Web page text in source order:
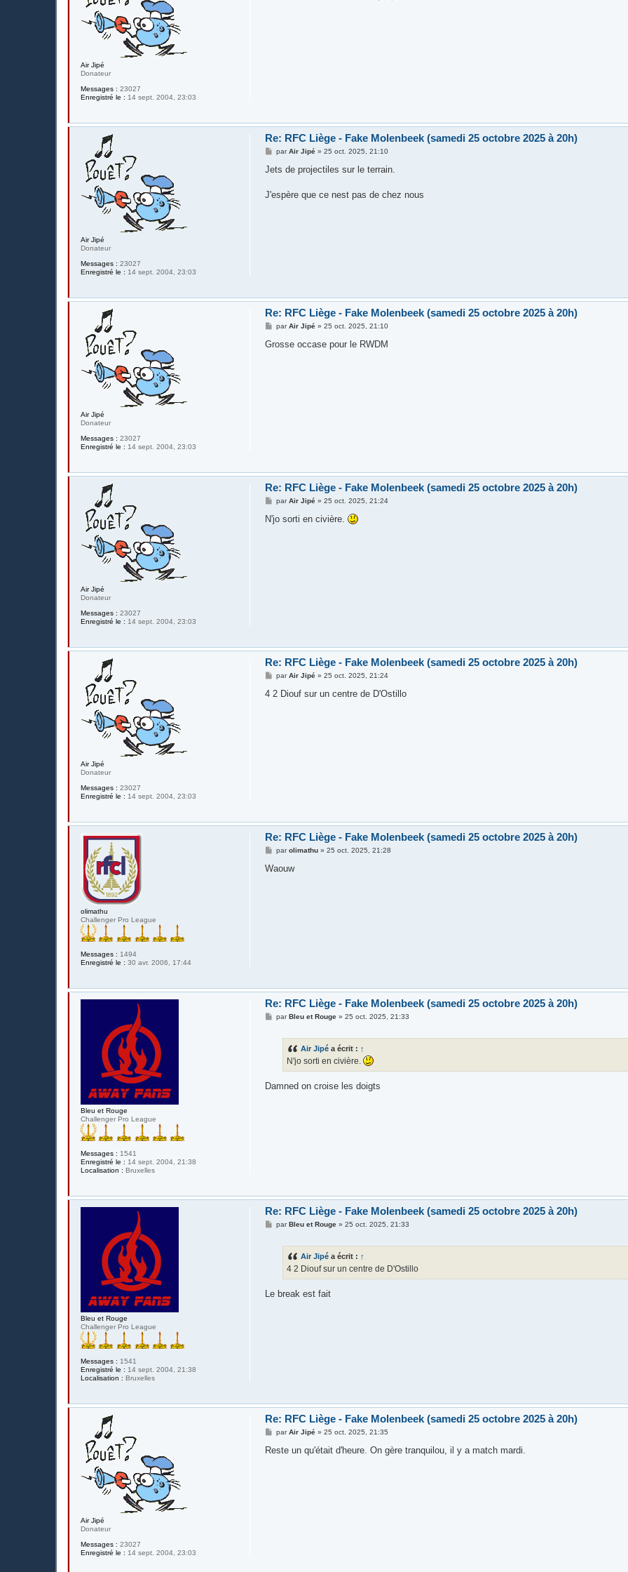
Air Jipé
Donateur
Messages : 23027
Enregistré le : 14 sept. 2004, 23:03
Air Jipé
Donateur
Messages : 23027
Enregistré le : 14 sept. 2004, 23:03
Re: RFC Liège - Fake Molenbeek (samedi 25 octobre 2025 à 20h)
M
s
g
parAir Jipé »25 oct. 2025, 21:10
Jets de projectiles sur le terrain.
J'espère que ce nest pas de chez nous
Air Jipé
Donateur
Messages : 23027
Enregistré le : 14 sept. 2004, 23:03
Re: RFC Liège - Fake Molenbeek (samedi 25 octobre 2025 à 20h)
M
s
parAir Jipé »25 oct. 2025, 21:10
Grosse occase pour le RWDM
Air Jipé
Donateur
Messages : 23027
Enregistré le : 14 sept. 2004, 23:03
Re: RFC Liège - Fake Molenbeek (samedi 25 octobre 2025 à 20h)
M
s
s
parAir Jipé »25 oct. 2025, 21:24
N'jo sorti en civière.
Air Jipé
Donateur
Messages : 23027
Enregistré le : 14 sept. 2004, 23:03
Re: RFC Liège - Fake Molenbeek (samedi 25 octobre 2025 à 20h)
M
s
parAir Jipé »25 oct. 2025, 21:24
4 2 Diouf sur un centre de D'Ostillo
olimathu
Challenger Pro League
Messages : 1494
Enregistré le : 30 avr. 2006, 17:44
Re: RFC Liège - Fake Molenbeek (samedi 25 octobre 2025 à 20h)
M
s
parolimathu »25 oct. 2025, 21:28
Waouw
Bleu et Rouge
Challenger Pro League
Messages : 1541
Enregistré le : 14 sept. 2004, 21:38
Localisation : Bruxelles
Re: RFC Liège - Fake Molenbeek (samedi 25 octobre 2025 à 20h)
MparBleu et Rouge »25 oct. 2025, 21:33
Air Jipé a écrit : ↑
N'jo sorti en civière.
Damned on croise les doigts
Bleu et Rouge
Challenger Pro League
Messages : 1541
Enregistré le : 14 sept. 2004, 21:38
Localisation : Bruxelles
Re: RFC Liège - Fake Molenbeek (samedi 25 octobre 2025 à 20h)
MparBleu et Rouge »25 oct. 2025, 21:33
Air Jipé a écrit : ↑
4 2 Diouf sur un centre de D'Ostillo
Le break est fait
Air Jipé
Donateur
Messages : 23027
Enregistré le : 14 sept. 2004, 23:03
Re: RFC Liège - Fake Molenbeek (samedi 25 octobre 2025 à 20h)
M
s
parAir Jipé »25 oct. 2025, 21:35
Reste un qu'était d'heure. On gère tranquilou, il y a match mardi.